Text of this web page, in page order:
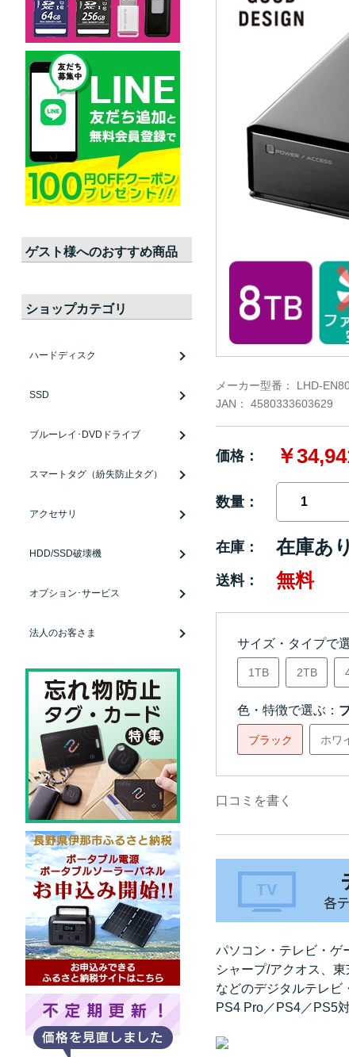
メーカー型番：
LHD-
JAN：
4580333603629
価格： ￥
数量：
在庫： 在庫あり
送料： 無料
サイズ・タイプで
1TB 2TB
色・特徴で選ぶ：
ブラック ホワ
口コミを書く
パソコン・テレビ・ゲ
シャープ/アクオス、
などのデジタルテレビ
PS4 Pro／PS4／PS5
ゲスト様へのおすすめ商品
ショップカテゴリ
ハードディスク
SSD
ブルーレイ･DVDドライブ
スマートタグ（紛失防止タグ）
アクセサリ
HDD/SSD破壊機
オプション･サービス
法人のお客さま